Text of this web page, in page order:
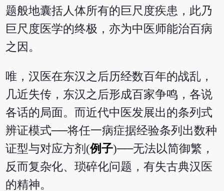
题般地囊括人体所有的巨尺度疾患，此乃
巨尺度医学的终极，亦为中医师能治百病
之因。
唯，汉医在东汉之后历经数百年的战乱，
几近失传，东汉之后形成百家争鸣，各说
各话的局面。而近代中医发展出的条列式
辨证模式──将任一病症据经验条列出数种
证型与对应方剂(例子)──无法以简御繁，
反而复杂化、琐碎化问题，有失古典汉医
的精神。